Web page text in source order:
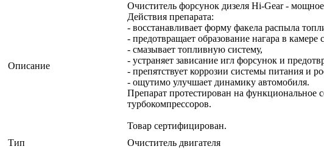
Описание
Очиститель форсунок дизеля Hi-Gear -
Действия препарата:
- восстанавливает форму факела распыла
- предотвращает образование нагара в камере
- смазывает топливную систему,
- устраняет зависание игл форсунок и
- препятствует коррозии системы питания и
- ощутимо улучшает динамику автомобиля.
Препарат протестирован на функциональное
турбокомпрессоров.
Товар сертифицирован.
Тип
Очиститель двигателя